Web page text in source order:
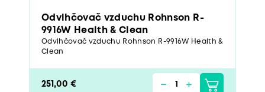
Odvlhčovač vzduchu Rohnson R-
9916W Health & Clean
Odvlhčovač vzduchu Rohnson R-9916W Health &
Clean
251,00 €